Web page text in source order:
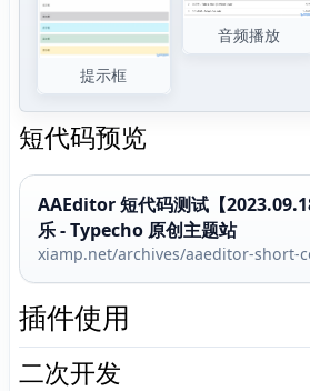
提示框
音频播放
短代码预览
AAEditor 短代码测试【
乐 - Typecho 原创主题站
xiamp.net/archives/aaeditor-short-
插件使用
二次开发